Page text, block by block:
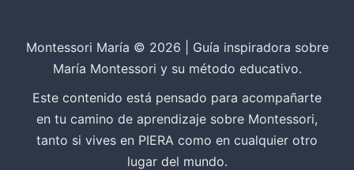
Montessori María © 2026 | Guía inspiradora sobre
María Montessori y su método educativo.
Este contenido está pensado para acompañarte
en tu camino de aprendizaje sobre Montessori,
tanto si vives en PIERA como en cualquier otro
lugar del mundo.